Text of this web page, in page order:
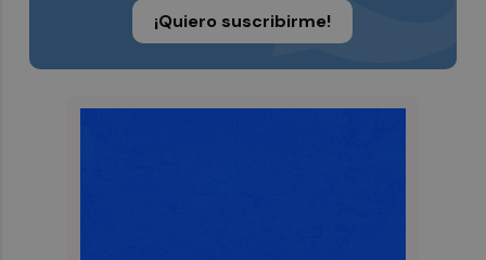
¡Quiero suscribirme!